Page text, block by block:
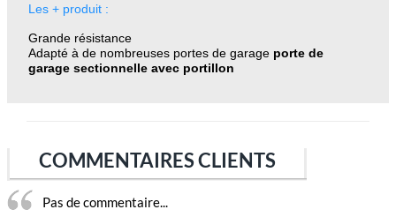
Les + produit :
Grande résistance
Adapté à de nombreuses portes de garage porte de
garage sectionnelle avec portillon
COMMENTAIRES CLIENTS
Pas de commentaire...